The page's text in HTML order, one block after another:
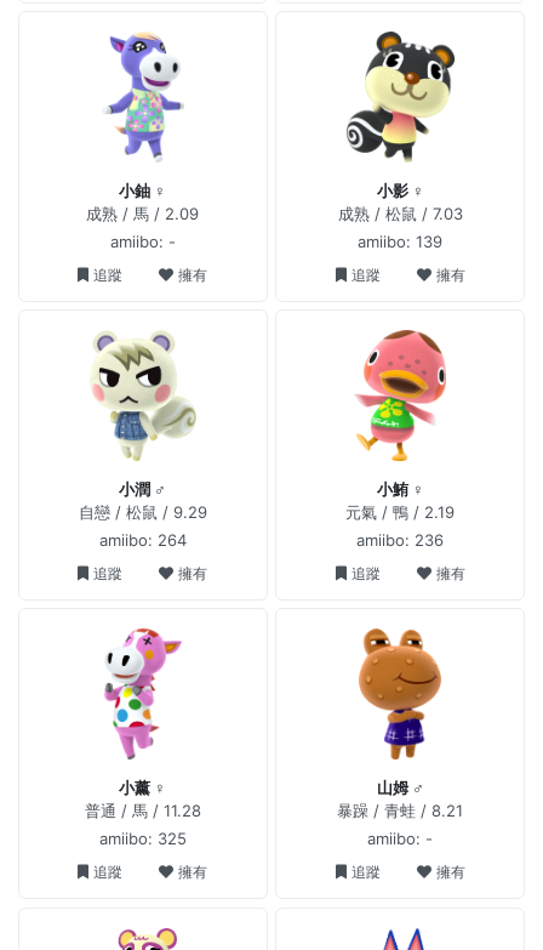
小鈾 ♀
成熟 / 馬 / 2.09
amiibo: -
追蹤 擁有
小影 ♀
成熟 / 松鼠 / 7.03
amiibo: 139
追蹤 擁有
小潤 ♂
自戀 / 松鼠 / 9.29
amiibo: 264
追蹤 擁有
小鮪 ♀
元氣 / 鴨 / 2.19
amiibo: 236
追蹤 擁有
小薰 ♀
普通 / 馬 / 11.28
amiibo: 325
追蹤 擁有
山姆 ♂
暴躁 / 青蛙 / 8.21
amiibo: -
追蹤 擁有